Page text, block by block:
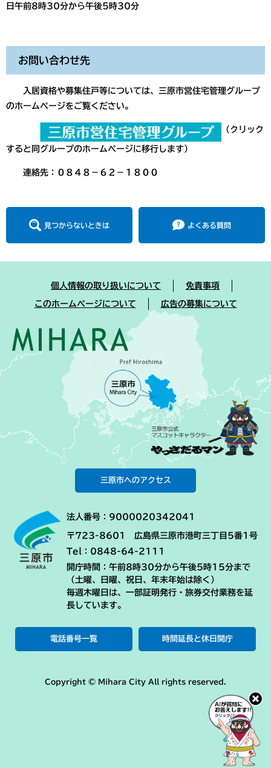
日午前8時30分から午後5時30分
お問い合わせ先
入居資格や募集住戸等については、三原市営住宅管理グループ
のホームページをご覧ください。
（クリック
すると同グループのホームページに移行します）
連絡先：０８４８－６２－１８００
見つからないときは よくある質問
個人情報の取り扱いについて 免責事項
このホームページについて 広告の募集について
三原市へのアクセス
法人番号：9000020342041
〒723-8601 広島県三原市港町三丁目5番1号
Tel：0848-64-2111
開庁時間：午前8時30分から午後5時15分まで
（土曜、日曜、祝日、年末年始は除く）
毎週木曜日は、一部証明発行・旅券交付業務を延
長しています。
電話番号一覧 時間延長と休日開庁
Copyright © Mihara City All rights reserved.